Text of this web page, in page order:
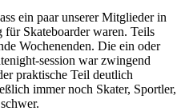
ein paar unserer Mitglieder in
für Skateboarder waren. Teils
Wochenenden. Die ein oder
session war zwingend
praktische Teil deutlich
immer noch Skater, Sportler,